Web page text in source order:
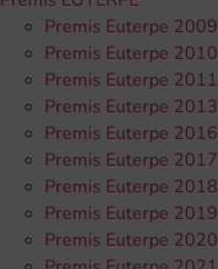
Premis Euterpe 2009
Premis Euterpe 2010
Premis Euterpe 2011
Premis Euterpe 2013
Premis Euterpe 2016
Premis Euterpe 2017
Premis Euterpe 2018
Premis Euterpe 2019
Premis Euterpe 2020